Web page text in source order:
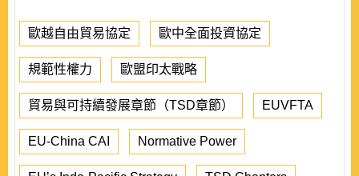
歐越自由貿易協定 歐中全面投資協定
規範性權力 歐盟印太戰略
貿易與可持續發展章節（TSD章節） EUVFTA
EU-China CAI Normative Power